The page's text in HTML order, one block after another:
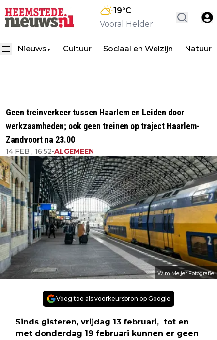
19°C
Vooral Helder
Nieuws ▼ Cultuur Sociaal en Welzijn Natuur
Geen treinverkeer tussen Haarlem en Leiden door
werkzaamheden; ook geen treinen op traject Haarlem-
Zandvoort na 23.00
14 FEB , 16:52•ALGEMEEN
Wim Meijer Fotografie
Voeg toe als voorkeursbron op Google
Sinds gisteren, vrijdag 13 februari, tot en
met donderdag 19 februari kunnen er geen